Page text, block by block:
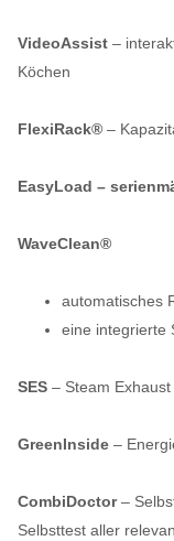
VideoAssist –
Köchen
FlexiRack® –
EasyLoad –
WaveClean®
automatisches
eine integrierte
SES – Steam
GreenInside –
CombiDoctor–
Selbsttest aller